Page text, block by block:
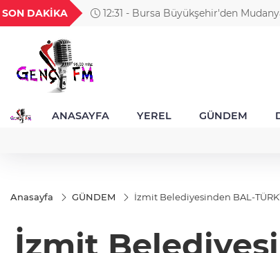
SON DAKİKA
1,1856
GEL
18,1987
TND
16,2478
ANASAYFA YEREL GÜNDEM
Anasayfa GÜNDEM İzmit Belediyesinden BAL-
İzmit